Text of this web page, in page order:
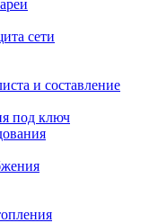
сети
и составление
под ключ